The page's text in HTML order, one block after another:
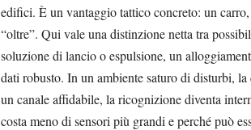
edifici. È un vantaggio tattico concreto: un
“oltre”. Qui vale una distinzione netta tra
soluzione di lancio o espulsione, un
dati robusto. In un ambiente saturo di disturbi,
un canale affidabile, la ricognizione diventa
costa meno di sensori più grandi e perché può